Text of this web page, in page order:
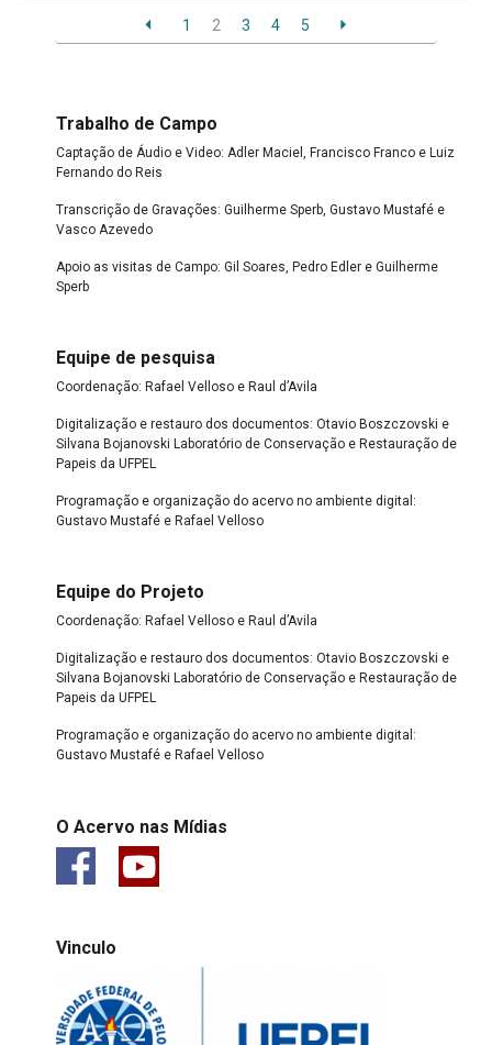
1 2 3 4 5
Trabalho de Campo
Captação de Áudio e Video: Adler Maciel, Francisco Franco e Luiz
Fernando do Reis
Transcrição de Gravações: Guilherme Sperb, Gustavo Mustafé e
Vasco Azevedo
Apoio as visitas de Campo: Gil Soares, Pedro Edler e Guilherme
Sperb
Equipe de pesquisa
Coordenação: Rafael Velloso e Raul d’Avila
Digitalização e restauro dos documentos: Otavio Boszczovski e
Silvana Bojanovski Laboratório de Conservação e Restauração de
Papeis da UFPEL
Programação e organização do acervo no ambiente digital:
Gustavo Mustafé e Rafael Velloso
Equipe do Projeto
Coordenação: Rafael Velloso e Raul d’Avila
Digitalização e restauro dos documentos: Otavio Boszczovski e
Silvana Bojanovski Laboratório de Conservação e Restauração de
Papeis da UFPEL
Programação e organização do acervo no ambiente digital:
Gustavo Mustafé e Rafael Velloso
O Acervo nas Mídias
Vinculo